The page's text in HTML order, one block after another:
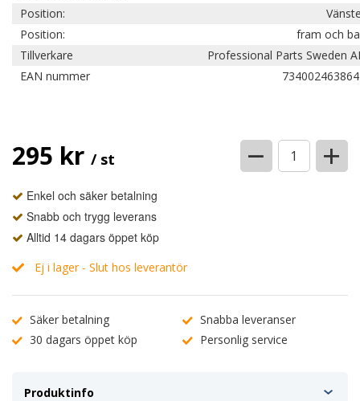
Position:
Position:
fram och
Tillverkare
Professional Parts Sweden
EAN nummer
295 kr / st − +
Enkel och säker betalning
Snabb och trygg leverans
Alltid 14 dagars öppet köp
Ej i lager - Slut hos leverantör
Säker betalning
Snabba leveranser
30 dagars öppet köp
Personlig service
Produktinfo